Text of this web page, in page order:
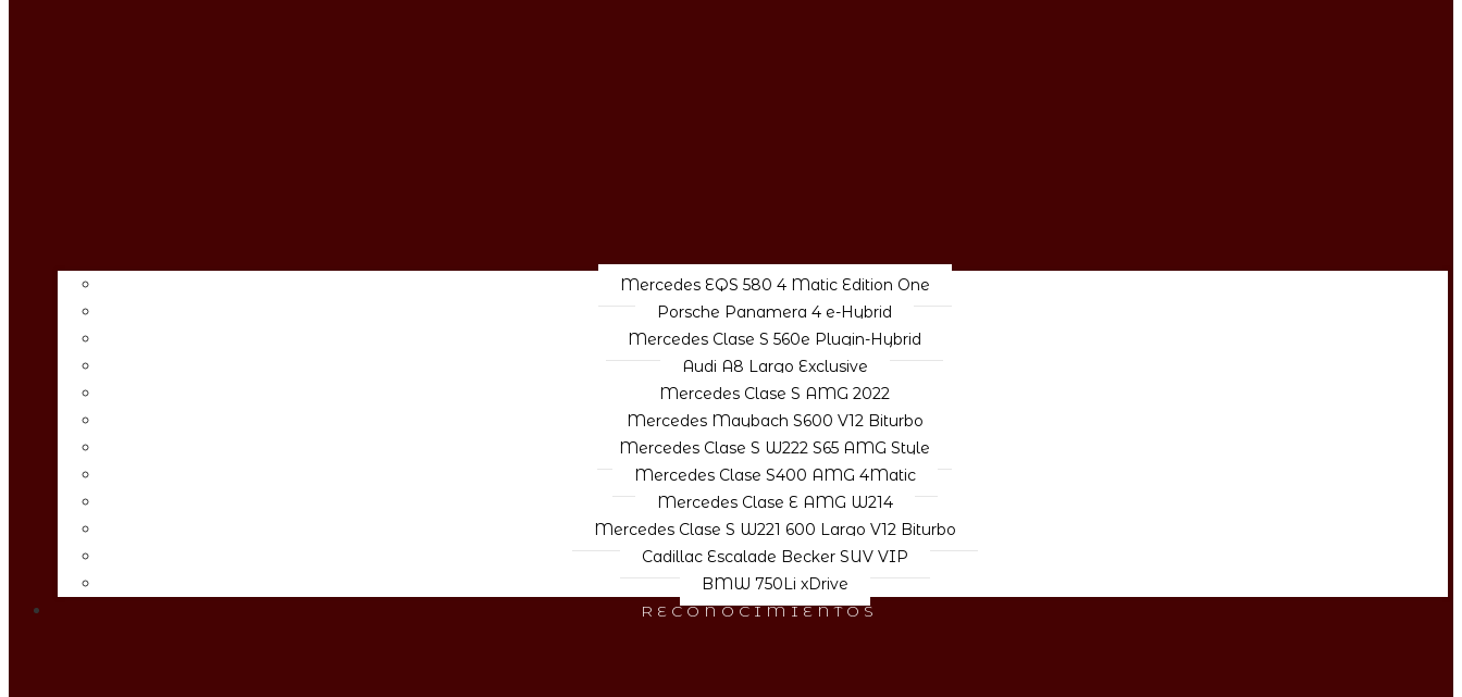
Mercedes EQS 580 4 Matic Edition One
Porsche Panamera 4 e-Hybrid
Mercedes Clase S 560e Plugin-Hybrid
Audi A8 Largo Exclusive
Mercedes Clase S AMG 2022
Mercedes Maybach S600 V12 Biturbo
Mercedes Clase S W222 S65 AMG Style
Mercedes Clase S400 AMG 4Matic
Mercedes Clase E AMG W214
Mercedes Clase S W221 600 Largo V12 Biturbo
Cadillac Escalade Becker SUV VIP
BMW 750Li xDrive
RECONOCIMIENTOS